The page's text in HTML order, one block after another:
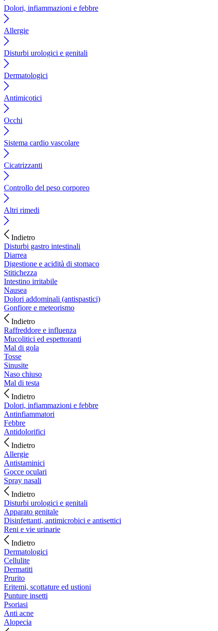
Dolori, infiammazioni e febbre
Allergie
Disturbi urologici e genitali
Dermatologici
Antimicotici
Occhi
Sistema cardio vascolare
Cicatrizzanti
Controllo del peso corporeo
Altri rimedi
Indietro
Disturbi gastro intestinali
Diarrea
Digestione e acidità di stomaco
Stitichezza
Intestino irritabile
Nausea
Dolori addominali (antispastici)
Gonfiore e meteorismo
Indietro
Raffreddore e influenza
Mucolitici ed espettoranti
Mal di gola
Tosse
Sinusite
Naso chiuso
Mal di testa
Indietro
Dolori, infiammazioni e febbre
Antinfiammatori
Febbre
Antidolorifici
Indietro
Allergie
Antistaminici
Gocce oculari
Spray nasali
Indietro
Disturbi urologici e genitali
Apparato genitale
Disinfettanti, antimicrobici e antisettici
Reni e vie urinarie
Indietro
Dermatologici
Cellulite
Dermatiti
Prurito
Eritemi, scottature ed ustioni
Punture insetti
Psoriasi
Anti acne
Alopecia